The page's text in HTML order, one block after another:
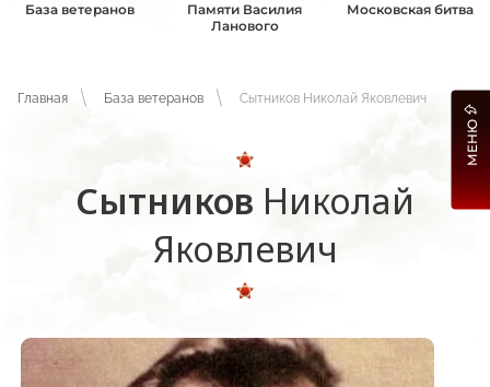
База ветеранов
Памяти Василия
Ланового
Московская битва
Главная База ветеранов Сытников Николай Яковлевич
Сытников Николай
Яковлевич
МЕНЮ